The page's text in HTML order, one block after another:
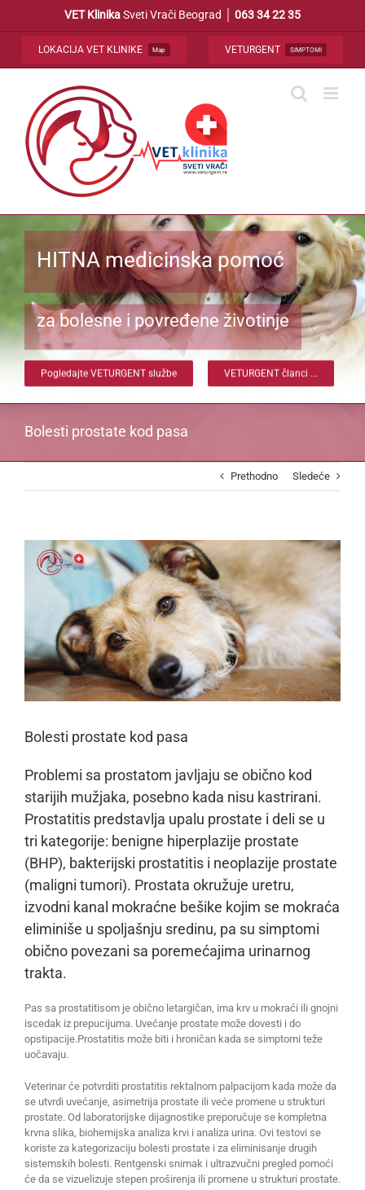
VET KlinikaSveti Vrači Beograd │ 063 34 22 35
LOKACIJA VET KLINIKE Map VETURGENT SIMPTOMI
HITNA medicinska pomoć
za bolesne i povređene životinje
Pogledajte VETURGENT službe VETURGENT članci ...
Bolesti prostate kod pasa
Prethodno Sledeće
Larger
Image
Bolesti prostate kod pasa
Problemi sa prostatom javljaju se obično kod
starijih mužjaka, posebno kada nisu kastrirani.
Prostatitis predstavlja upalu prostate i deli se u
tri kategorije: benigne hiperplazije prostate
(BHP), bakterijski prostatitis i neoplazije prostate
(maligni tumori). Prostata okružuje uretru,
izvodni kanal mokraćne bešike kojim se mokraća
eliminiše u spoljašnju sredinu, pa su simptomi
obično povezani sa poremećajima urinarnog
trakta.
Pas sa prostatitisom je obično letargičan, ima krv u mokraći ili gnojni
iscedak iz prepucijuma. Uvećanje prostate može dovesti i do
opstipacije.Prostatitis može biti i hroničan kada se simptomi teže
uočavaju.
Veterinar će potvrditi prostatitis rektalnom palpacijom kada može da
se utvrdi uvećanje, asimetrija prostate ili veće promene u strukturi
prostate. Od laboratorijske dijagnostike preporučuje se kompletna
krvna slika, biohemijska analiza krvi i analiza urina. Ovi testovi se
koriste za kategorizaciju bolesti prostate i za eliminisanje drugih
sistemskih bolesti. Rentgenski snimak i ultrazvučni pregled pomoći
će da se vizuelizuje stepen proširenja ili promene u strukturi prostate.